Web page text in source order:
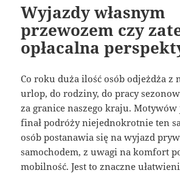
Wyjazdy własnym
przewozem czy
opłacalna
Co roku duża ilość osób odjeżdża z
urlop, do rodziny, do pracy
za granice naszego kraju.
finał podróży niejednokrotnie ten
osób postanawia się na wyjazd
samochodem, z uwagi na komfort
mobilność. Jest to znaczne